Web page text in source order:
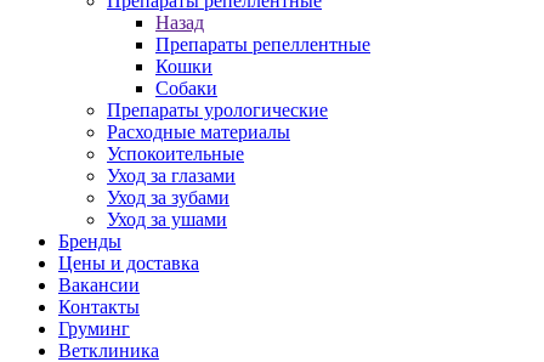
Назад
Препараты репеллентные
Кошки
Собаки
Препараты урологические
Расходные материалы
Успокоительные
Уход за глазами
Уход за зубами
Уход за ушами
Бренды
Цены и доставка
Вакансии
Контакты
Груминг
Ветклиника